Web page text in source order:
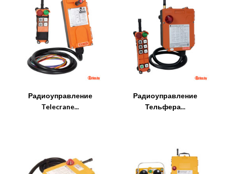
Радиоуправление
Telecrane...
Радиоуправление
Тельфера...